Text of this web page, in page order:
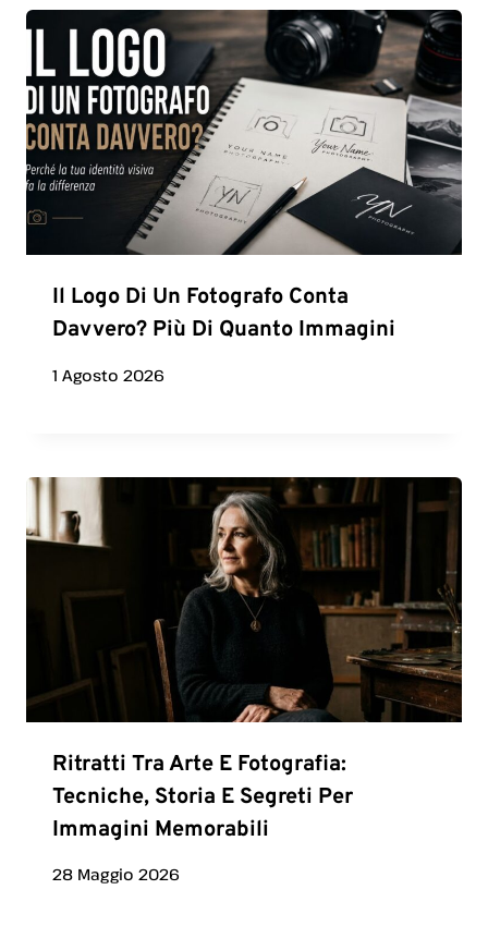
Il Logo Di Un Fotografo Conta
Davvero? Più Di Quanto Immagini
1 Agosto 2026
Ritratti Tra Arte E Fotografia:
Tecniche, Storia E Segreti Per
Immagini Memorabili
28 Maggio 2026